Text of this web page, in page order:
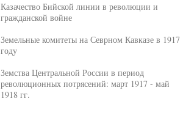
Казачество Бийской линии в революции и
гражданской войне
Земельные комитеты на Севрном Кавказе в 1917
году
Земства Центральной России в период
революционных потрясений: март 1917 - май
1918 гг.